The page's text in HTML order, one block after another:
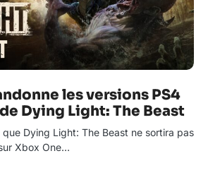
les versions PS4
Dying Light: The Beast
Dying Light: The Beast ne sortira pas
Xbox One…